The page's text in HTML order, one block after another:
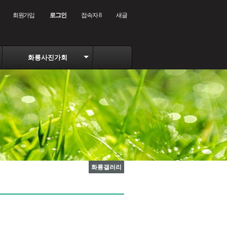
회원가입 로그인 접속자 8 새글
화룡사진가회
화룡갤러리